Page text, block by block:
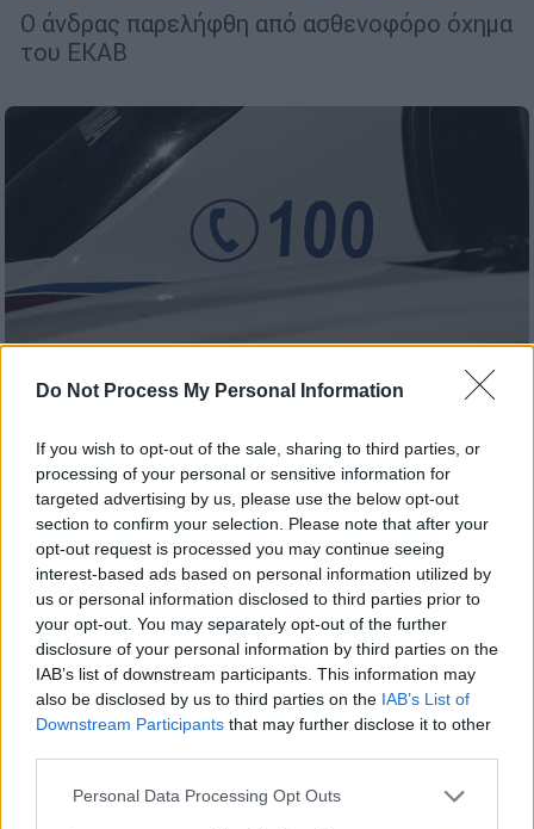
Do Not Process My Personal Information
If you wish to opt-out of the sale, sharing to third parties, or
processing of your personal or sensitive information for
targeted advertising by us, please use the below opt-out
section to confirm your selection. Please note that after your
opt-out request is processed you may continue seeing
interest-based ads based on personal information utilized by
us or personal information disclosed to third parties prior to
your opt-out. You may separately opt-out of the further
disclosure of your personal information by third parties on the
IAB’s list of downstream participants. This information may
also be disclosed by us to third parties on the IAB’s List of
Downstream Participants that may further disclose it to other
Please note that this website/app uses one or more Google
Personal Data Processing Opt Outs
Ο άνδρας παρελήφθη από ασθενοφόρο όχημα
του ΕΚΑΒ
Ελλάδα|26.07.2026 12:38
Φθιώτιδα: Ανήλικες πήδηξαν στη
θάλασσα για να γλιτώσουν από την
παρενόχληση 30χρονου
Ο άνδρας συνελήφθη και οδηγήθηκε στο
αυτόφωρο όπου υποστήριξε ότι… δεν
θυμόταν τίποτα